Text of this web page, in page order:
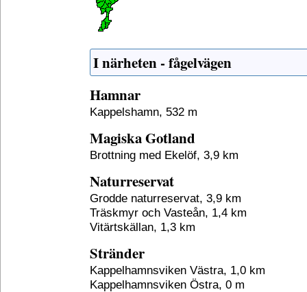
I närheten - fågelvägen
Hamnar
Kappelshamn, 532 m
Magiska Gotland
Brottning med Ekelöf, 3,9 km
Naturreservat
Grodde naturreservat, 3,9 km
Träskmyr och Vasteån, 1,4 km
Vitärtskällan, 1,3 km
Stränder
Kappelhamnsviken Västra, 1,0 km
Kappelhamnsviken Östra, 0 m